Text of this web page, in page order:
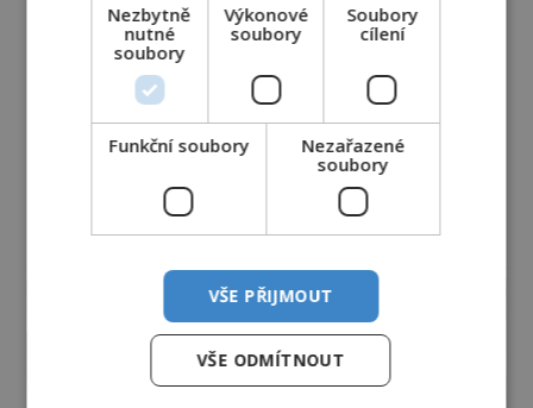
Nezbytně
nutné
soubory
Výkonové
soubory
Soubory
cílení
Funkční soubory
Nezařazené
soubory
VŠE PŘIJMOUT
VŠE ODMÍTNOUT